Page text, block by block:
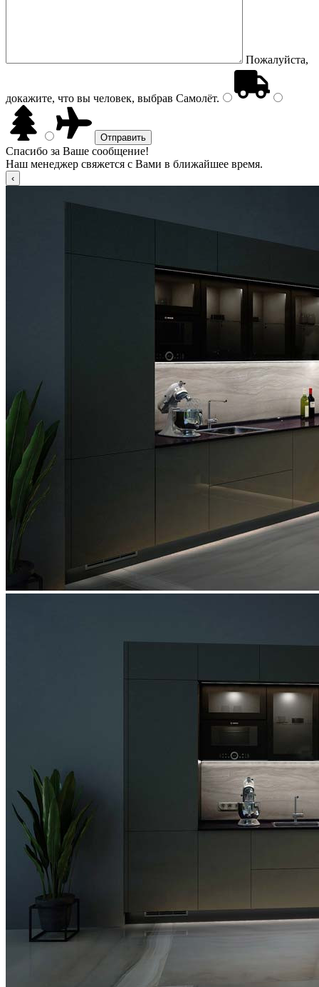
Пожалуйста,
докажите, что вы человек, выбрав Самолёт.
Спасибо за Ваше сообщение!
Наш менеджер свяжется с Вами в ближайшее время.